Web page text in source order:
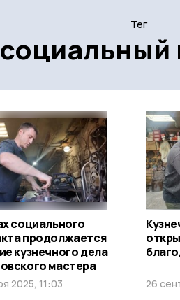
Тег
социального
продолжается
кузнечного дела
мастера
2025, 11:03 26